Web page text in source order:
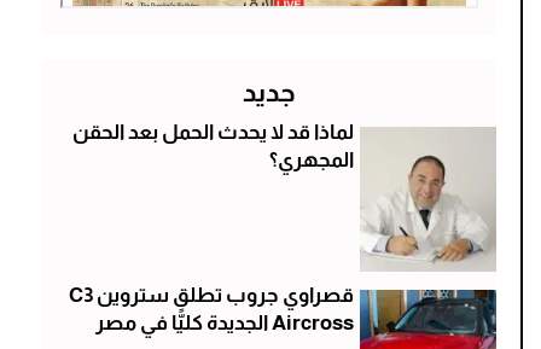
جديد
لماذا قد لا يحدث الحمل بعد الحقن
المجهري؟
قصراوي جروب تطلق ستروين C3
Aircross الجديدة كليًّا في مصر